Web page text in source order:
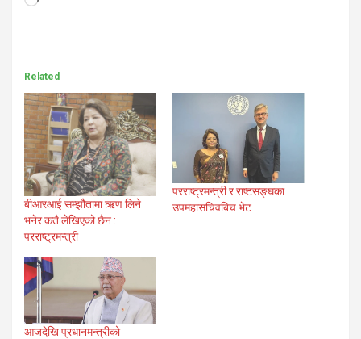
Related
बीआरआई सम्झौतामा ऋण लिने
भनेर कतै लेखिएको छैन :
परराष्ट्रमन्त्री
परराष्ट्रमन्त्री र राष्टसङ्घका
उपमहासचिवबिच भेट
आजदेखि प्रधानमन्त्रीको